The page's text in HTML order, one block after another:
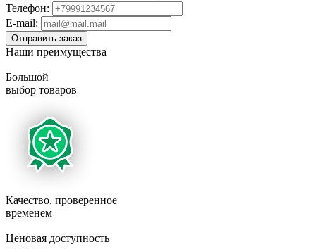
Телефон:
E-mail:
Наши преимущества
Большой
выбор товаров
Качество, проверенное
временем
Ценовая доступность